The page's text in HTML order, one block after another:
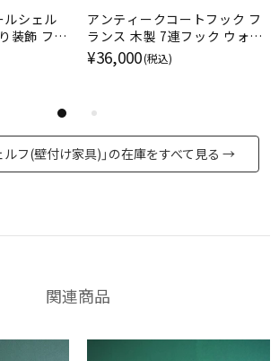
ルシェル
装飾 フラ
アンティークコートフック フ
ランス 木製 7連フック ウォー
ルハンガー ロココ装飾
¥36,000(税込)
ルフ(壁付け家具)」の在庫をすべて見る →
関連商品